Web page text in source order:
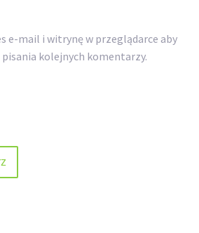
e-mail i witrynę w przeglądarce aby
pisania kolejnych komentarzy.